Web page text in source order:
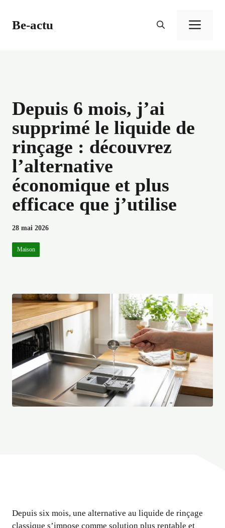
contenuBe-actu
Depuis 6 mois, j’ai
supprimé le liquide de
rinçage : découvrez
l’alternative
économique et plus
efficace que j’utilise
28 mai 2026
Maison
Depuis six mois, une alternative au liquide de rinçage
classique s’impose comme solution plus rentable et